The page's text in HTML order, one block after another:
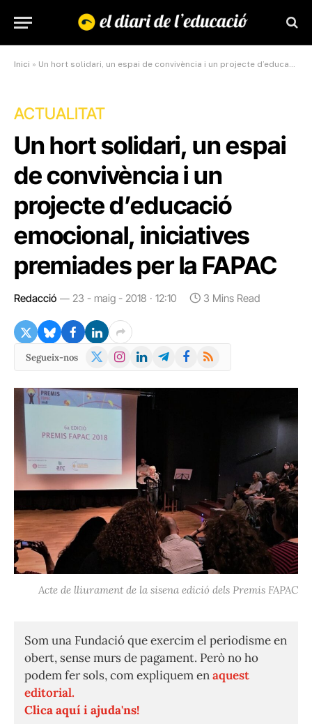
Inici » Un hort solidari, un espai de convivència i un projecte d’educació emocional, iniciatives premiades per la FAPAC
ACTUALITAT
Un hort solidari, un espai
de convivència i un
projecte d’educació
emocional, iniciatives
premiades per la FAPAC
Redacció 23 - maig - 2018 · 12:10 3 Mins Read
Segueix-nos
X
Instagram
LinkedInTelegramFacebook
RSS
Acte de lliurament de la sisena edició dels Premis FAPAC
Som una Fundació que exercim el periodisme en
obert, sense murs de pagament. Però no ho
podem fer sols, com expliquem enaquest
editorial.
Clica aquí i ajuda'ns!